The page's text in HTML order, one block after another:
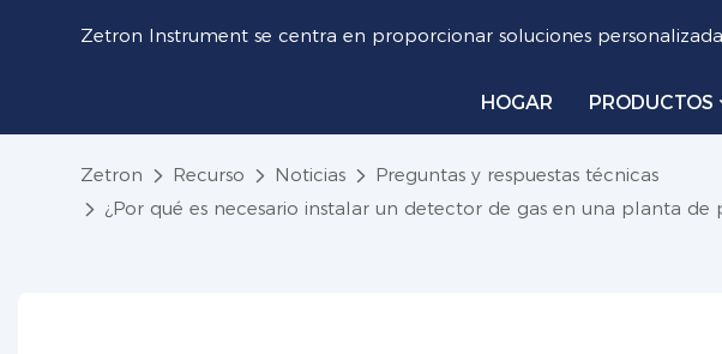
Zetron Instrument se centra en proporcionar soluciones
HOGAR PRODUCTOS
Zetron Recurso Noticias
Preguntas y respuestas técnicas
¿Por qué es necesario instalar un detector de gas en una planta